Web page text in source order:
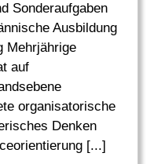
Sonderaufgaben
Ausbildung
Mehrjährige
auf
organisatorische
Denken
[...]